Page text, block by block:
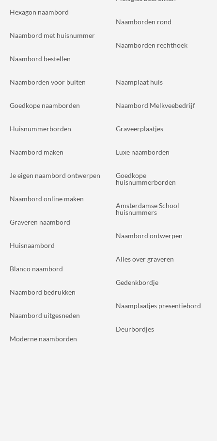
Hexagon naambord
Naambord met huisnummer
Naambord bestellen
Naamborden rond
Naamborden rechthoek
Naamborden voor buiten
Goedkope naamborden
Huisnummerborden
Naambord maken
Je eigen naambord ontwerpen
Naambord online maken
Graveren naambord
Huisnaambord
Blanco naambord
Naambord bedrukken
Naambord uitgesneden
Moderne naamborden
Naamplaat huis
Naambord Melkveebedrijf
Graveerplaatjes
Luxe naamborden
Goedkope
huisnummerborden
Amsterdamse School
huisnummers
Naambord ontwerpen
Alles over graveren
Gedenkbordje
Naamplaatjes presentiebord
Deurbordjes